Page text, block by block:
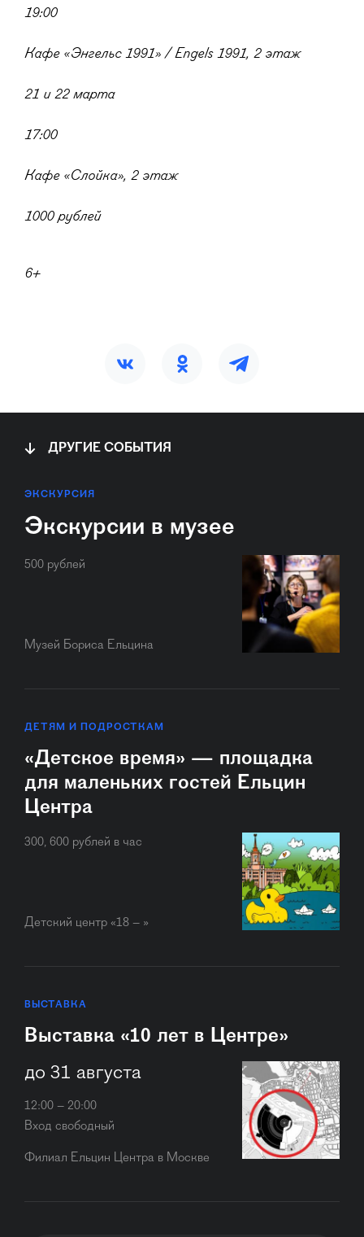
19:00
Кафе «Энгельс 1991» / Engels 1991, 2 этаж
21 и 22 марта
17:00
Кафе «Слойка», 2 этаж
1000 рублей
6+
ДРУГИЕ СОБЫТИЯ
ЭКСКУРСИЯ
Экскурсии в музее
500 рублей
Музей Бориса Ельцина
ДЕТЯМ И ПОДРОСТКАМ
«Детское время» — площадка
для маленьких гостей Ельцин
Центра
300, 600 рублей в час
Детский центр «18 – »
ВЫСТАВКА
Выставка «10 лет в Центре»
до 31 августа
12:00 – 20:00
Вход свободный
Филиал Ельцин Центра в Москве